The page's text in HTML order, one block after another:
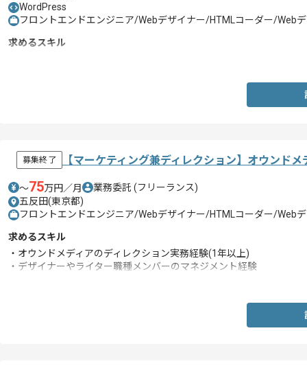
WordPress
フロントエンドエンジニア/Webデザイナー/HTMLコーダー/Web
求めるスキル
募集終了 【マーケティング兼ディレクション】オウンド
〜75万円／月 業務委託 (フリーランス)
五反田(東京都)
フロントエンドエンジニア/Webデザイナー/HTMLコーダー/Web
求めるスキル
・オウンドメディアのディレクション実務経験(1年以上)
・デザイナーやライター職種メンバーのマネジメント経験